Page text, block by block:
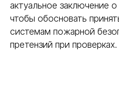
актуальное заключение
чтобы обосновать
системам пожарной
претензий при проверках.